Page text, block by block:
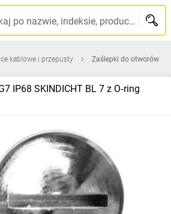
Szukaj po nazwie, indeksie, producencie, kodzie kreskowym...
kablowe i przepusty Zaślepki do otworów
IP68 SKINDICHT BL 7 z O‑ring